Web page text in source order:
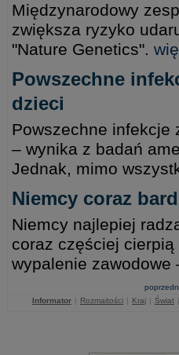
Międzynarodowy
zwiększa ryzyko
"Nature Genetics".
Powszechne
dzieci
Powszechne infekcje
– wynika z badań
Jednak, mimo
Niemcy coraz
Niemcy najlepiej
coraz częściej
wypalenie zawodowe
Informator | Rozmaitości | Kraj | Świat |